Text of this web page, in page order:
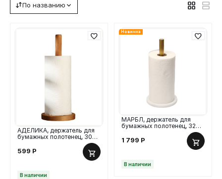
ТОВАРЫ В ПУТИ / ПОД ЗАКАЗ
По названию
АДЕЛИКА, держатель для
бумажных полотенец, 30
599 Р
В наличии
Новинка
МАРБЛ, держатель для
бумажных полотенец, 32
см, мрамор, золото/белый
1 799 Р
В наличии